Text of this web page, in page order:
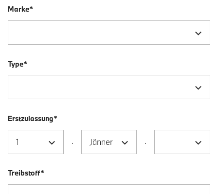
Marke*
Type*
Erstzulassung*
. .
Treibstoff*